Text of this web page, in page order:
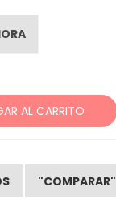
AL CARRITO
"COMPARAR"